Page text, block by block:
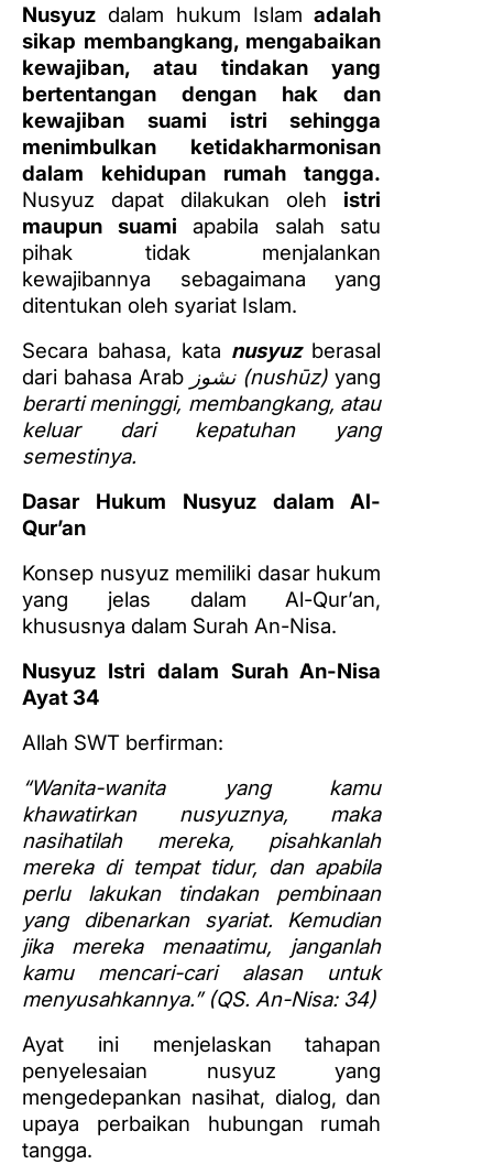
Nusyuz dalam hukum Islamadalah
sikap membangkang, mengabaikan
kewajiban, atau tindakan yang
bertentangan dengan hak dan
kewajiban suami istri sehingga
menimbulkan ketidakharmonisan
dalam kehidupan rumah tangga.
Nusyuz dapat dilakukan oleh istri
maupun suami apabila salah satu
pihak tidak menjalankan
kewajibannya sebagaimana yang
ditentukan oleh syariat Islam.
Secara bahasa, kata nusyuz berasal
dari bahasa Arab
نشوز (nushūz) yang
berarti meninggi, membangkang, atau
keluar dari kepatuhan yang
semestinya.
Dasar Hukum Nusyuz dalam Al-
Qur’an
Konsep nusyuz memiliki dasar hukum
yang jelas dalam Al-Qur’an,
khususnya dalam Surah An-Nisa.
Nusyuz Istri dalam Surah An-Nisa
Ayat 34
Allah SWT berfirman:
“Wanita-wanita yang kamu
khawatirkan nusyuznya, maka
nasihatilah mereka, pisahkanlah
mereka di tempat tidur, dan apabila
perlu lakukan tindakan pembinaan
yang dibenarkan syariat. Kemudian
jika mereka menaatimu, janganlah
kamu mencari-cari alasan untuk
menyusahkannya.” (QS. An-Nisa: 34)
Ayat ini menjelaskan tahapan
penyelesaian nusyuz yang
mengedepankan nasihat, dialog, dan
upaya perbaikan hubungan rumah
tangga.